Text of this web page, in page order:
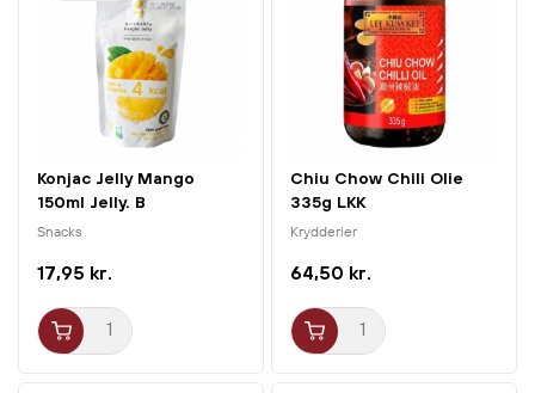
Konjac Jelly Mango
150ml Jelly. B
Snacks
17,95 kr.
Chiu Chow Chili Olie
335g LKK
Krydderier
64,50 kr.